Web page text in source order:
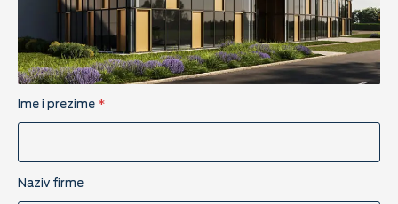
Ime i prezime *
Naziv firme